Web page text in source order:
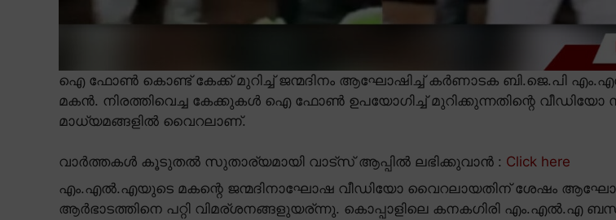
ഐ ഫോൺ കൊണ്ട് കേക്ക് മുറിച്ച് ജന്മദിനം ആഘോഷിച്ച് കർണാടക ബി.ജെ.പി
മകൻ. നിരത്തിവെച്ച കേക്കുകൾ ഐ ഫോൺ ഉപയോഗിച്ച് മുറിക്കുന്നതിന്റെ
മാധ്യമങ്ങളിൽ വൈറലാണ്.
വാർത്തകൾ കൂടുതൽ സുതാര്യമായി വാട്സ് ആപ്പിൽ ലഭിക്കുവാൻ : Click here
എം.എൽ.എയുടെ മകന്റെ ജന്മദിനാഘോഷ വീഡിയോ വൈറലായതിന് ശേഷം
ആർഭാടത്തിനെ പറ്റി വിമര്ശനങ്ങളുയര്ന്നു. കൊപ്പാളിലെ കനകഗിരി എം.എൽ.എ